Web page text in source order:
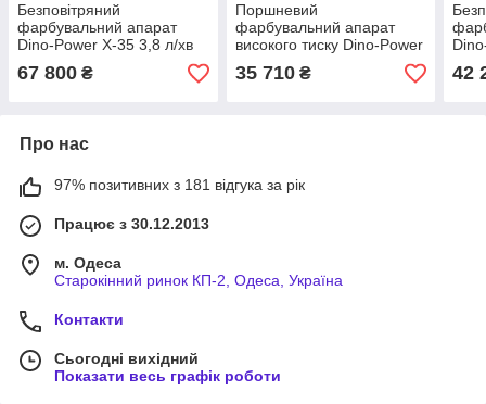
Безповітряний
фарбувальний апарат
Dino-Power X-35 3,8 л/хв
67 800 ₴
Поршневий
фарбувальний апарат
високого тиску Dino-Power
DP-X24 (2.4 л/хв)
35 710₴ 42
Про нас
97% позитивних з 181 відгука за рік
Працює з 30.12.2013
м. Одеса
Старокінний ринок КП-2, Одеса, Україна
Контакти
Сьогодні вихідний
Показати весь графік роботи